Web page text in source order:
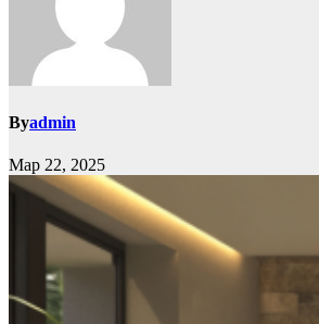
Byadmin
Мар 22, 2025